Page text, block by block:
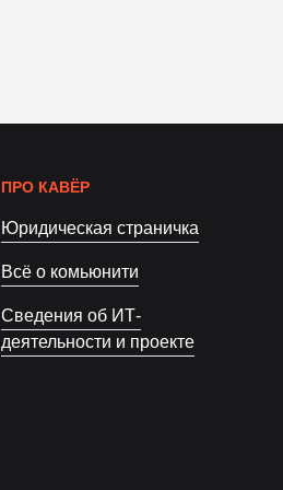
ПРО КАВЁР
Юридическая страничка
Всё о комьюнити
Сведения об ИТ-
деятельности и проекте